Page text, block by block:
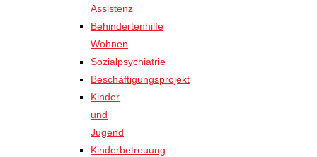
Assistenz
Behindertenhilfe
Wohnen
Sozialpsychiatrie
Beschäftigungsprojekt
Kinder
und
Jugend
Kinderbetreuung